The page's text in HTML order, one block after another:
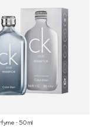
⋅ 50 ml